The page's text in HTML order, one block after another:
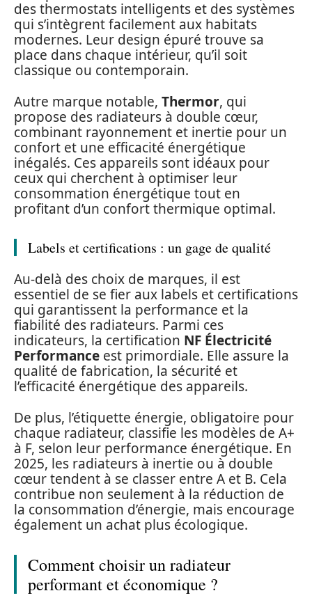
des thermostats intelligents et des systèmes
qui s’intègrent facilement aux habitats
modernes. Leur design épuré trouve sa
place dans chaque intérieur, qu’il soit
classique ou contemporain.
Autre marque notable, Thermor, qui
propose des radiateurs à double cœur,
combinant rayonnement et inertie pour un
confort et une efficacité énergétique
inégalés. Ces appareils sont idéaux pour
ceux qui cherchent à optimiser leur
consommation énergétique tout en
profitant d’un confort thermique optimal.
Labels et certifications : un gage de qualité
Au-delà des choix de marques, il est
essentiel de se fier aux labels et certifications
qui garantissent la performance et la
fiabilité des radiateurs. Parmi ces
indicateurs, la certification NF Électricité
Performance est primordiale. Elle assure la
qualité de fabrication, la sécurité et
l’efficacité énergétique des appareils.
De plus, l’étiquette énergie, obligatoire pour
chaque radiateur, classifie les modèles de A+
à F, selon leur performance énergétique. En
2025, les radiateurs à inertie ou à double
cœur tendent à se classer entre A et B. Cela
contribue non seulement à la réduction de
la consommation d’énergie, mais encourage
également un achat plus écologique.
Comment choisir un radiateur
performant et économique ?